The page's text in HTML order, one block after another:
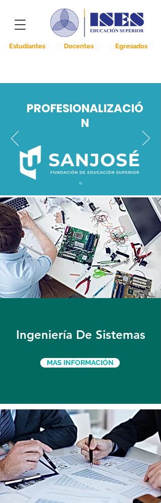
Estudiantes Docentes Egresados
PROFESIONALIZACIÓ
N
Ingeniería De Sistemas
MAS INFORMACIÓN